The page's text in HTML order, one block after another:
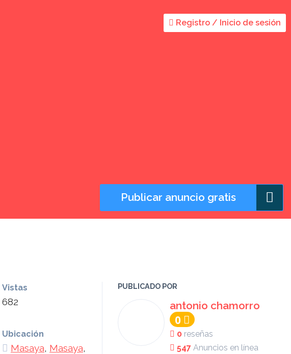
Registro / Inicio de sesión
Publicar anuncio gratis
Vistas
682
Ubicación
Masaya, Masaya,
PUBLICADO POR
antonio chamorro
0
0 reseñas
547 Anuncios en línea